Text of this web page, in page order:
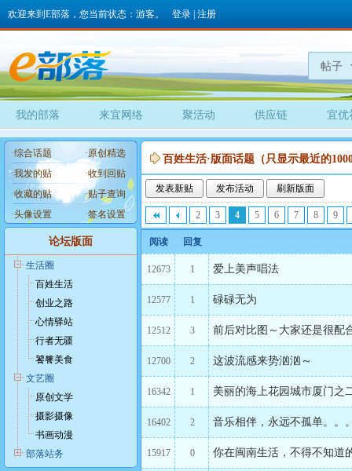
欢迎来到E部落，您当前状态：游客。 登录 注册
帖子
我的部落 来宜网络 聚活动 供应链 宜优
·综合话题 ·原创精选
·我发的贴 ·收到回贴
·收藏的贴 ·贴子查询
·头像设置 ·签名设置
论坛版面
生活圈
百姓生活
创业之路
心情驿站
行者无疆
饕餮美食
文艺圈
原创文学
摄影摄像
书画动漫
部落站务
百姓生活·版面话题（只显示最近的
发表新贴 发布活动 刷新版面
2 3 4 5 6 7 8 9
阅读 回复
12673 1 爱上美声唱法
12577 1 碌碌无为
12512 3 前后对比图～大家还是很配
12700 2 这波流感来势汹汹～
16342 1 美丽的海上花园城市厦门之
16402 2 音乐相伴，永远不孤单。。
15917 0 你在闽南生活，不得不知道